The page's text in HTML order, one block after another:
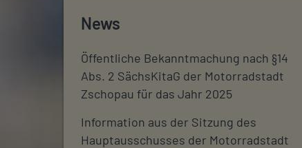
News
Öffentliche Bekanntmachung nach §14
Abs. 2 SächsKitaG der Motorradstadt
Zschopau für das Jahr 2025
Information aus der Sitzung des
Hauptausschusses der Motorradstadt